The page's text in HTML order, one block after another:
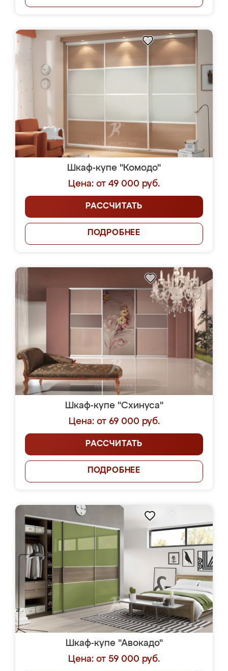
Шкаф-купе "Комодо"
Цена: от 49 000 руб.
РАССЧИТАТЬ
ПОДРОБНЕЕ
Шкаф-купе "Схинуса"
Цена: от 69 000 руб.
РАССЧИТАТЬ
ПОДРОБНЕЕ
Шкаф-купе "Авокадо"
Цена: от 59 000 руб.